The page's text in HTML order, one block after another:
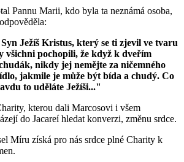
Pannu Marii, kdo byla ta neznámá osoba,
Ježíš Kristus, který se ti zjevil ve tvaru
všichni pochopili, že když k dveřím
nikdy jej nemějte za ničemného
jakmile je může být bída a chudý. Co
to uděláte Ježíši..."
kterou dali Marcosovi i všem
do Jacareí hledat konverzi, změnu srdce.
Míru získá pro nás srdce plné Charity k